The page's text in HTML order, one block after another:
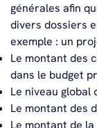
générales afin
divers dossiers
exemple : un
Le montant des
dans le budget
Le niveau global
Le montant des
Le montant de